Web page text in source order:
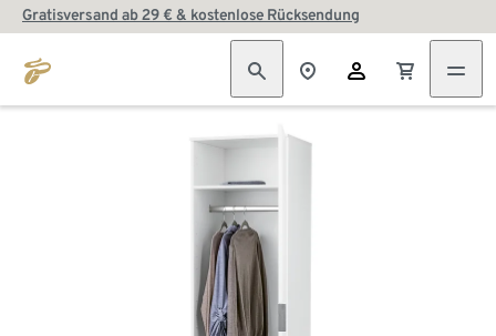
Gratisversand ab 29 € & kostenlose Rücksendung